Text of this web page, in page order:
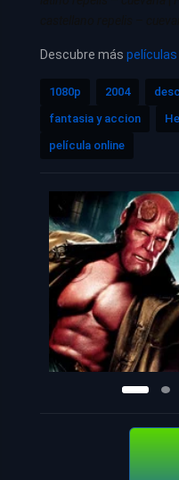
Descubre más
1080p 2004
fantasia y accion
película online